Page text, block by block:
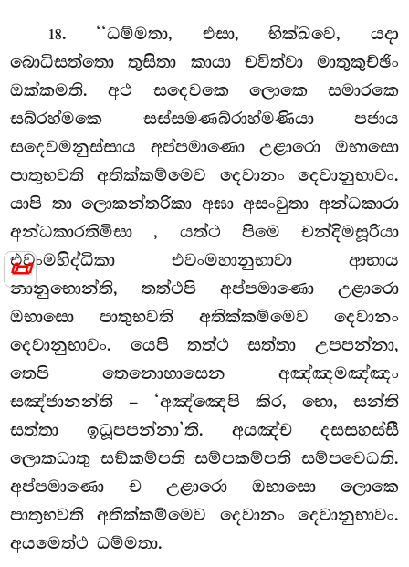
📜
18. ‘‘ධම්මතා, එසා, භික්ඛවෙ, යදා
බොධිසත්තො තුසිතා කායා චවිත්වා මාතුකුච්ඡිං
ඔක්කමති. අථ සදෙවකෙ ලොකෙ සමාරකෙ
සබ්රහ්මකෙ සස්සමණබ්රාහ්මණියා පජාය
සදෙවමනුස්සාය අප්පමාණො උළාරො ඔභාසො
පාතුභවති අතික්කම්මෙව දෙවානං දෙවානුභාවං.
යාපි තා ලොකන්තරිකා අඝා අසංවුතා අන්ධකාරා
අන්ධකාරතිමිසා, යත්ථ පිමෙ චන්දිමසූරියා
එවංමහිද්ධිකා එවංමහානුභාවා ආභාය
නානුභොන්ති, තත්ථපි අප්පමාණො උළාරො
ඔභාසො පාතුභවති අතික්කම්මෙව දෙවානං
දෙවානුභාවං. යෙපි තත්ථ සත්තා උපපන්නා,
තෙපි තෙනොභාසෙන අඤ්ඤමඤ්ඤං
සඤ්ජානන්ති – ‘අඤ්ඤෙපි කිර, භො, සන්ති
සත්තා ඉධූපපන්නා’ති. අයඤ්ච දසසහස්සී
ලොකධාතු සඞ්කම්පති සම්පකම්පති සම්පවෙධති.
අප්පමාණො ච උළාරො ඔභාසො ලොකෙ
පාතුභවති අතික්කම්මෙව දෙවානං දෙවානුභාවං.
අයමෙත්ථ ධම්මතා.